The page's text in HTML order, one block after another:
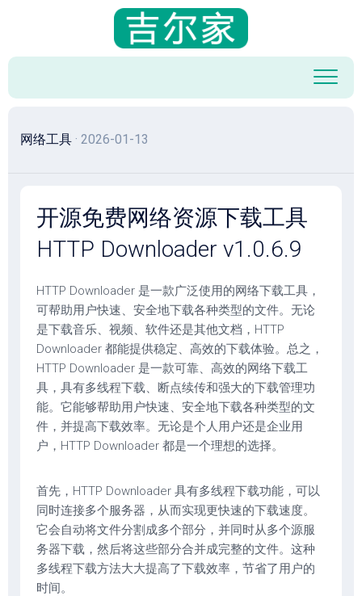
容
网络工具 · 2026-01-13
开源免费网络资源下载工具
HTTP Downloader v1.0.6.9
HTTP Downloader 是一款广泛使用的网络下载工具，
可帮助用户快速、安全地下载各种类型的文件。无论
是下载音乐、视频、软件还是其他文档，HTTP
Downloader 都能提供稳定、高效的下载体验。总之，
HTTP Downloader 是一款可靠、高效的网络下载工
具，具有多线程下载、断点续传和强大的下载管理功
能。它能够帮助用户快速、安全地下载各种类型的文
件，并提高下载效率。无论是个人用户还是企业用
户，HTTP Downloader 都是一个理想的选择。
首先，HTTP Downloader 具有多线程下载功能，可以
同时连接多个服务器，从而实现更快速的下载速度。
它会自动将文件分割成多个部分，并同时从多个源服
务器下载，然后将这些部分合并成完整的文件。这种
多线程下载方法大大提高了下载效率，节省了用户的
时间。